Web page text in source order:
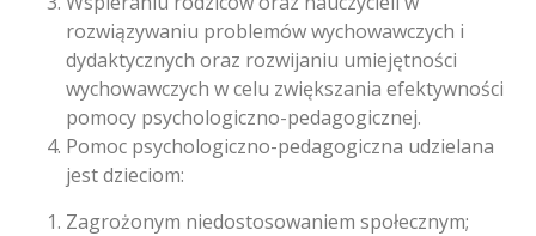
rozwiązywaniu problemów wychowawczych i
dydaktycznych oraz rozwijaniu umiejętności
wychowawczych w celu zwiększania efektywności
pomocy psychologiczno-pedagogicznej.
Pomoc psychologiczno-pedagogiczna udzielana
jest dzieciom:
Zagrożonym niedostosowaniem społecznym;